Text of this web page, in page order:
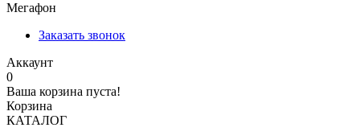
Мегафон
Заказать звонок
Аккаунт
0
Ваша корзина пуста!
Корзина
КАТАЛОГ